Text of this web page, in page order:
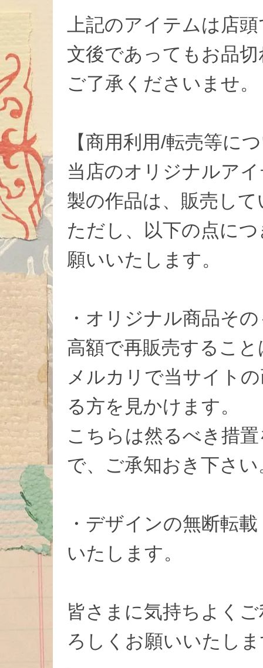
上記のアイテムは店
文後であってもお品
ご了承くださいませ。
【商用利用/転売等に
当店のオリジナルア
製の作品は、販売し
ただし、以下の点に
願いいたします。
・オリジナル商品そ
高額で再販売するこ
メルカリで当サイト
る方を見かけます。
こちらは然るべき措
で、ご承知おき下さい
・デザインの無断転
いたします。
皆さまに気持ちよく
ろしくお願いいたし